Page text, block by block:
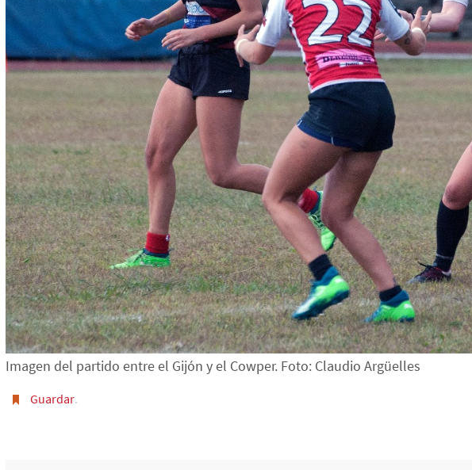
Imagen del partido entre el Gijón y el Cowper. Foto: Claudio Argüelles
Guardar.